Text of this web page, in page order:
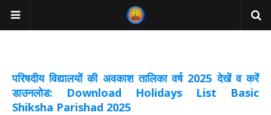
परिषदीय विद्यालयों की अवकाश तालिका वर्ष 2025 देखें व करें
डाउनलोड: Download Holidays List Basic
Shiksha Parishad 2025